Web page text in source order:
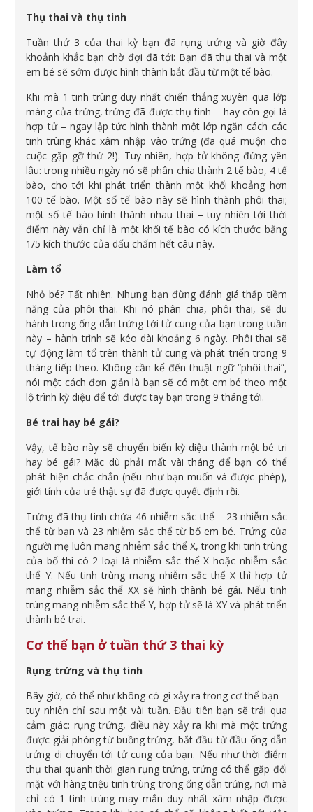
Thụ thai và thụ tinh
Tuần thứ 3 của thai kỳ bạn đã rụng trứng và giờ đây
khoảnh khắc bạn chờ đợi đã tới: Bạn đã thụ thai và một
em bé sẽ sớm được hình thành bắt đầu từ một tế bào.
Khi mà 1 tinh trùng duy nhất chiến thắng xuyên qua lớp
màng của trứng, trứng đã được thụ tinh – hay còn gọi là
hợp tử – ngay lập tức hình thành một lớp ngăn cách các
tinh trùng khác xâm nhập vào trứng (đã quá muộn cho
cuộc gặp gỡ thứ 2!). Tuy nhiên, hợp tử không đứng yên
lâu: trong nhiều ngày nó sẽ phân chia thành 2 tế bào, 4 tế
bào, cho tới khi phát triển thành một khối khoảng hơn
100 tế bào. Một số tế bào này sẽ hình thành phôi thai;
một số tế bào hình thành nhau thai – tuy nhiên tới thời
điểm này vẫn chỉ là một khối tế bào có kích thước bằng
1/5 kích thước của dấu chấm hết câu này.
Làm tổ
Nhỏ bé? Tất nhiên. Nhưng bạn đừng đánh giá thấp tiềm
năng của phôi thai. Khi nó phân chia, phôi thai, sẽ du
hành trong ống dẫn trứng tới tử cung của bạn trong tuần
này – hành trình sẽ kéo dài khoảng 6 ngày. Phôi thai sẽ
tự động làm tổ trên thành tử cung và phát triển trong 9
tháng tiếp theo. Không cần kể đến thuật ngữ “phôi thai”,
nói một cách đơn giản là bạn sẽ có một em bé theo một
lộ trình kỳ diệu để tới được tay bạn trong 9 tháng tới.
Bé trai hay bé gái?
Vậy, tế bào này sẽ chuyển biến kỳ diệu thành một bé tri
hay bé gái? Mặc dù phải mất vài tháng để bạn có thể
phát hiện chắc chắn (nếu như bạn muốn và được phép),
giới tính của trẻ thật sự đã được quyết định rồi.
Trứng đã thụ tinh chứa 46 nhiễm sắc thể – 23 nhiễm sắc
thể từ bạn và 23 nhiễm sắc thể từ bố em bé. Trứng của
người mẹ luôn mang nhiễm sắc thể X, trong khi tinh trùng
của bố thì có 2 loại là nhiễm sắc thể X hoặc nhiễm sắc
thể Y. Nếu tinh trùng mang nhiễm sắc thể X thì hợp tử
mang nhiễm sắc thể XX sẽ hình thành bé gái. Nếu tinh
trùng mang nhiễm sắc thể Y, hợp tử sẽ là XY và phát triển
thành bé trai.
Cơ thể bạn ở tuần thứ 3 thai kỳ
Rụng trứng và thụ tinh
Bây giờ, có thể như không có gì xảy ra trong cơ thể bạn –
tuy nhiên chỉ sau một vài tuần. Đầu tiên bạn sẽ trải qua
cảm giác: rụng trứng, điều này xảy ra khi mà một trứng
được giải phóng từ buồng trứng, bắt đầu từ đầu ống dẫn
trứng di chuyển tới tử cung của bạn. Nếu như thời điểm
thụ thai quanh thời gian rụng trứng, trứng có thể gặp đối
mặt với hàng triệu tinh trùng trong ống dẫn trứng, nơi mà
chỉ có 1 tinh trùng may mắn duy nhất xâm nhập được